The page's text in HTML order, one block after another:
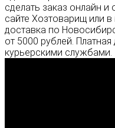
сделать заказ онлайн
сайте Хозтоварищ или в
доставка по
от 5000 рублей.
курьерскими службами.